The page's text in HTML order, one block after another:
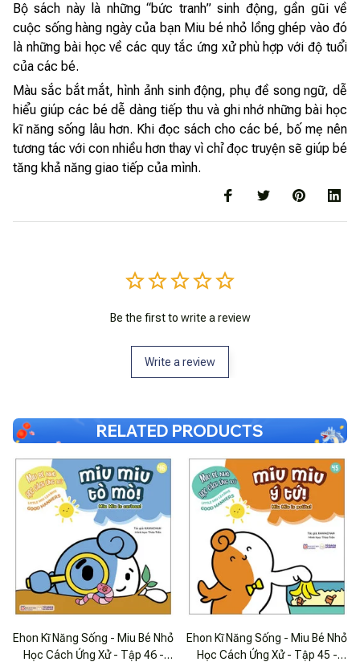
Bộ sách này là những “bức tranh” sinh động, gần gũi về
cuộc sống hàng ngày của bạn Miu bé nhỏ lồng ghép vào đó
là những bài học về các quy tắc ứng xử phù hợp với độ tuổi
của các bé.
Màu sắc bắt mắt, hình ảnh sinh động, phụ đề song ngữ, dễ
hiểu giúp các bé dễ dàng tiếp thu và ghi nhớ những bài học
kĩ năng sống lâu hơn. Khi đọc sách cho các bé, bố mẹ nên
tương tác với con nhiều hơn thay vì chỉ đọc truyện sẽ giúp bé
tăng khả năng giao tiếp của mình.
Be the first to write a review
Write a review
RELATED PRODUCTS
Ehon Kĩ Năng Sống - Miu Bé Nhỏ
Học Cách Ứng Xử - Tập 46 -
Ehon Kĩ Năng Sống - Miu Bé Nhỏ
Học Cách Ứng Xử - Tập 45 -